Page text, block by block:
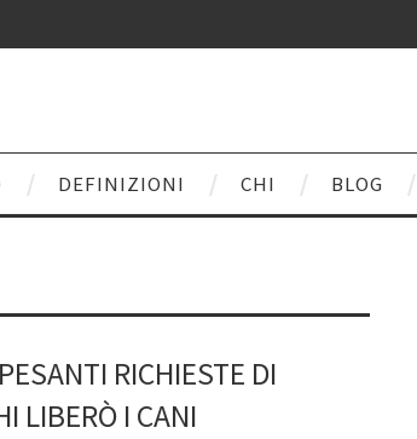
DEFINIZIONI CHI BLOG
RICHIESTE DI
LIBERÒ I CANI